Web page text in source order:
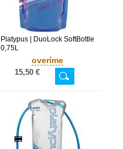
Platypus | DuoLock SoftBottle
0,75L
overíme
15,50 €